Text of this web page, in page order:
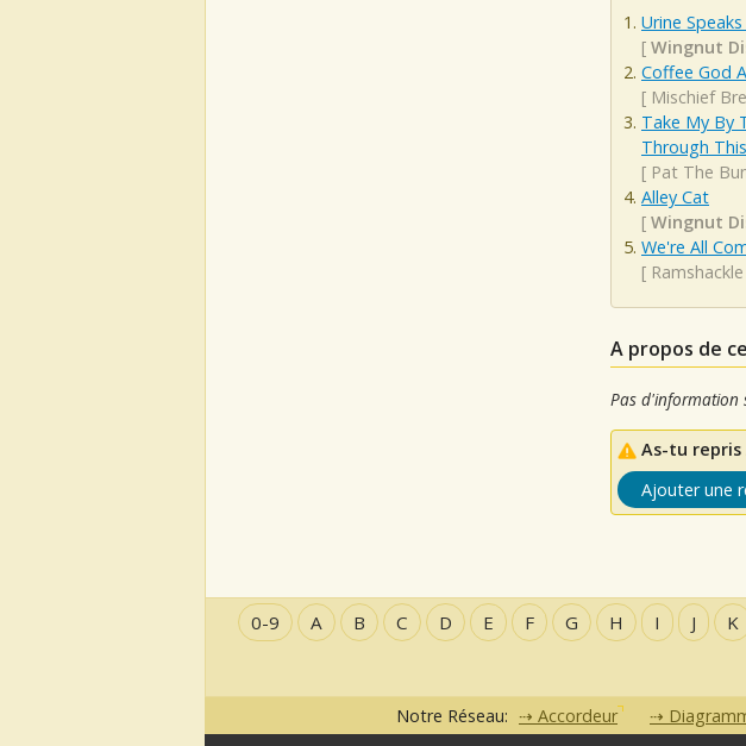
Urine
[ Wingnut
Coffee God
[ Mischief
Take My By
Through
[ Pat The
Alley Cat
[ Wingnut
We're All
[
A propos de
Pas d'information
As-tu repris
Ajouter une
0-9 A B C D E F G H I J K
Notre Réseau: Accordeur